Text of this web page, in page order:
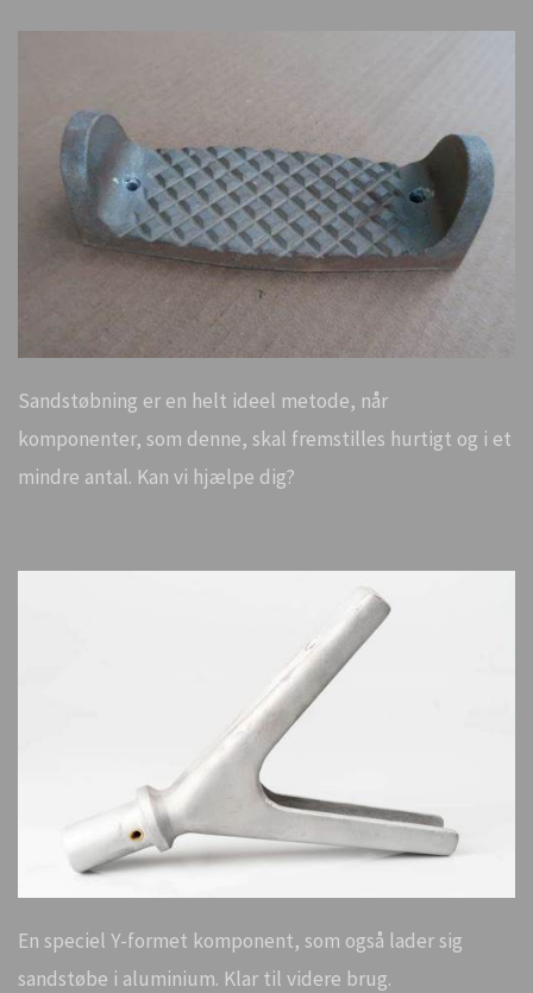
Sandstøbning er en helt ideel metode, når
komponenter, som denne, skal fremstilles hurtigt og i et
mindre antal. Kan vi hjælpe dig?
En speciel Y-formet komponent, som også lader sig
sandstøbe i aluminium. Klar til videre brug.